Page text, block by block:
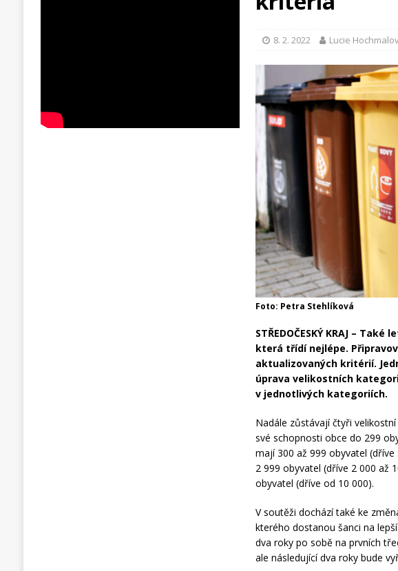
8. 2. 2022 Lucie
Foto: Petra Stehlíková
STŘEDOČESKÝ KRAJ –
která třídí nejlépe.
aktualizovaných kritérií.
úprava velikostních
v jednotlivých kategoriích.
Nadále zůstávají čtyři
své schopnosti obce do 299
mají 300 až 999 obyvatel
2 999 obyvatel (dříve 2 000 až
obyvatel (dříve od 10 000).
V soutěži dochází také ke
kterého dostanou šanci na
dva roky po sobě na prvních
ale následující dva roky bude